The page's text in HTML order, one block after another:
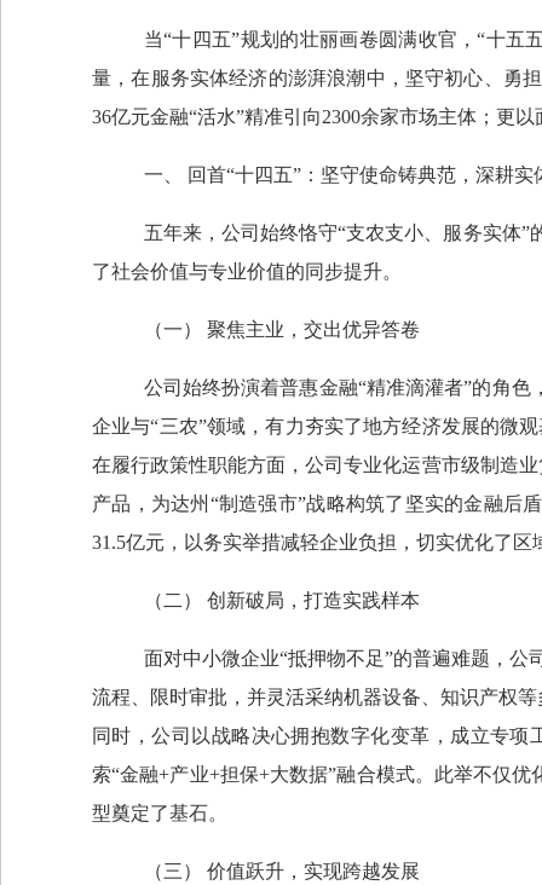
当“十四五”规划的壮丽画卷圆满收官，“十五
量，在服务实体经济的澎湃浪潮中，坚守初心、勇
36亿元金融“活水”精准引向2300余家市场主体；更以
一、 回首“十四五”：坚守使命铸典范，深耕实
五年来，公司始终恪守“支农支小、服务实体”
了社会价值与专业价值的同步提升。
（一） 聚焦主业，交出优异答卷
公司始终扮演着普惠金融“精准滴灌者”的角色
企业与“三农”领域，有力夯实了地方经济发展的微
在履行政策性职能方面，公司专业化运营市级制造
产品，为达州“制造强市”战略构筑了坚实的金融后盾
31.5亿元，以务实举措减轻企业负担，切实优化了区
（二） 创新破局，打造实践样本
面对中小微企业“抵押物不足”的普遍难题，公
流程、限时审批，并灵活采纳机器设备、知识产权
同时，公司以战略决心拥抱数字化变革，成立专
索“金融+产业+担保+大数据”融合模式。此举不仅
型奠定了基石。
（三） 价值跃升，实现跨越发展